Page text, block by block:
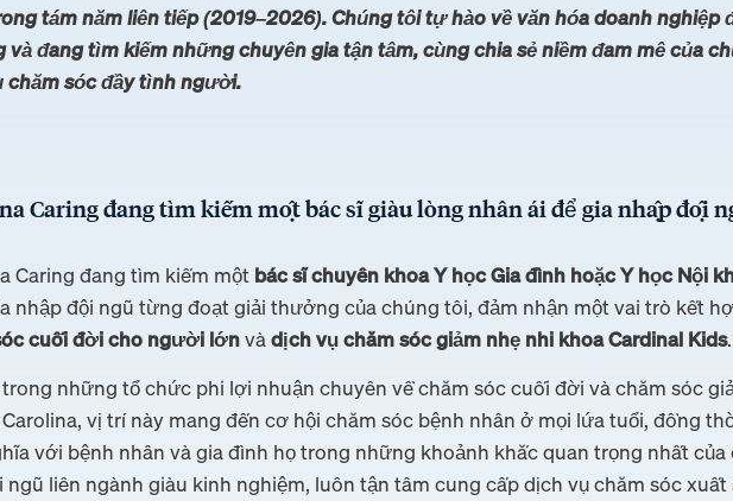
tám năm liên tiếp (2019–2026). Chúng tôi tự hào về văn hóa doanh nghiệp
đang tìm kiếm những chuyên gia tận tâm, cùng chia sẻ niềm đam mê của
chăm sóc đầy tình người.
Caring đang tìm kiếm một bác sĩ giàu lòng nhân ái để gia nhập đội
Caring đang tìm kiếm một bác sĩ chuyên khoa Y học Gia đình hoặc Y học Nội
nhập đội ngũ từng đoạt giải thưởng của chúng tôi, đảm nhận một vai trò kết
cuối đời cho người lớnvàdịch vụ chăm sóc giảm nhẹ nhi khoa Cardinal Kids.
trong những tổ chức phi lợi nhuận chuyên về chăm sóc cuối đời và chăm sóc
vị trí này mang đến cơ hội chăm sóc bệnh nhân ở mọi lứa tuổi, đồng
với bệnh nhân và gia đình họ trong những khoảnh khắc quan trọng nhất
ngũ liên ngành giàu kinh nghiệm, luôn tận tâm cung cấp dịch vụ chăm sóc